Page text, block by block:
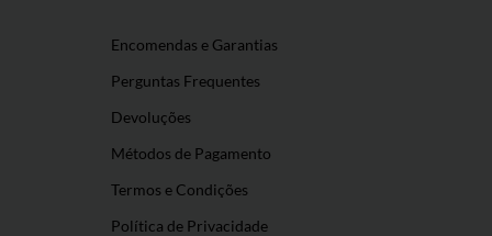
Encomendas e Garantias
Perguntas Frequentes
Devoluções
Métodos de Pagamento
Termos e Condições
Política de Privacidade